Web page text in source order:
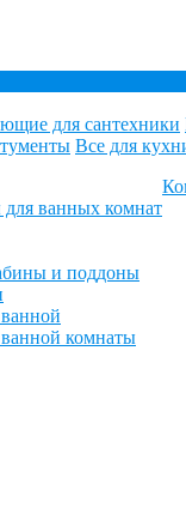
для сантехники
Все для
для ванных комнат
и поддоны
комнаты